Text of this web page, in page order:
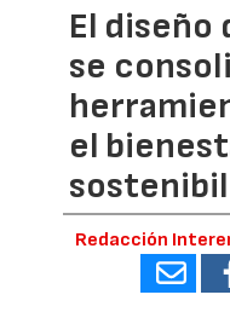
El
se
el
Redacción